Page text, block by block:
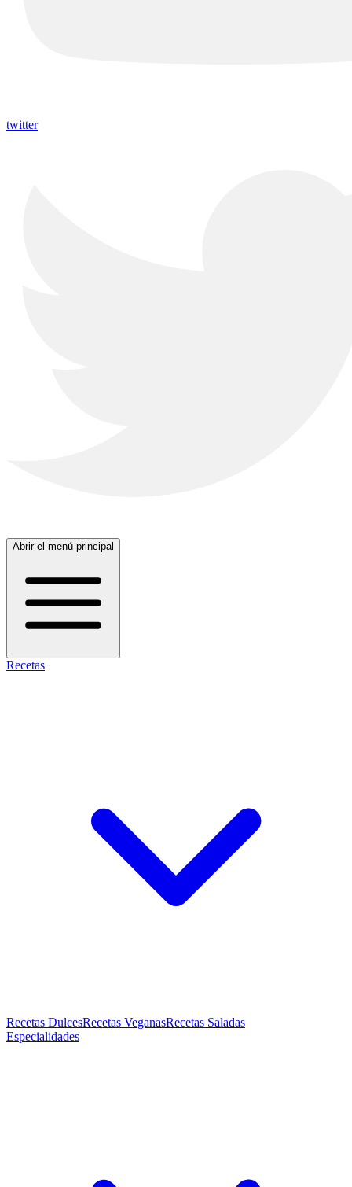
twitter
Abrir el menú principal
Recetas
Recetas DulcesRecetas VeganasRecetas Saladas
Especialidades